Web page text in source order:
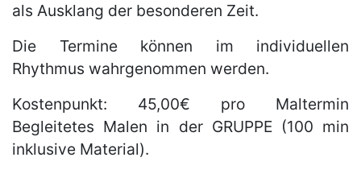
als Ausklang der besonderen Zeit.
Die Termine können im individuellen
Rhythmus wahrgenommen werden.
Kostenpunkt: 45,00€ pro Maltermin
Begleitetes Malen in der GRUPPE (100 min
inklusive Material).